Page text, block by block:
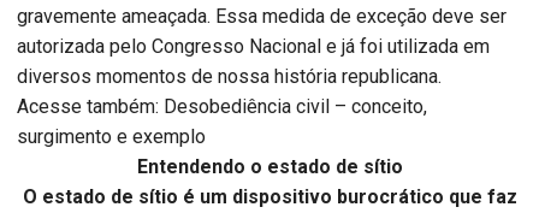
gravemente ameaçada. Essa medida de exceção deve ser
autorizada pelo Congresso Nacional e já foi utilizada em
diversos momentos de nossa história republicana.
Acesse também: Desobediência civil – conceito,
surgimento e exemplo
Entendendo o estado de sítio
O estado de sítio é um dispositivo burocrático que faz